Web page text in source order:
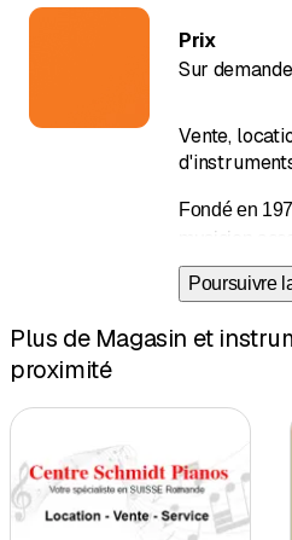
Vente,
Fondé en
musicien
Boullard
grands
musique en
plus grands
location.
sélectionne
produit pour
Poursuivre
Prix
Sur demande
Plus de Magasin et
proximité